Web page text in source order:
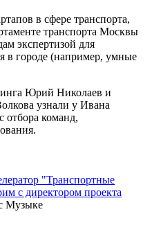
в сфере транспорта,
транспорта Москвы
экспертизой для
в городе (например, умные
Юрий Николаев и
узнали у Ивана
отбора команд,
"Транспортные
с директором проекта
Музыке